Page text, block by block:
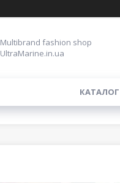
Multibrand fashion shop
UltraMarine.in.ua
КАТАЛОГ